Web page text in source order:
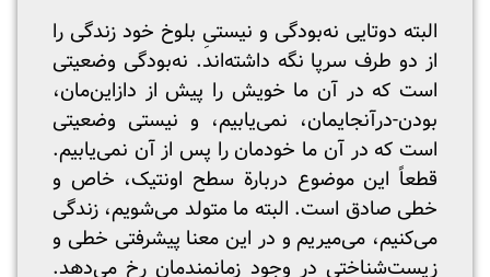
البته دوتایی نه‌بودگی و نیستیِ بلوخ خود زندگی را
از دو طرف سرپا نگه داشته‌اند. نه‌بودگی وضعیتی
است که در آن ما خویش را پیش از دازاین‌مان،
بودن-درآنجایمان، نمی‌یابیم، و نیستی وضعیتی
است که در آن ما خودمان را پس از آن نمی‌یابیم.
قطعاً این موضوع دربارة سطح اونتیک، خاص و
خطی صادق است. البته ما متولد می‌شویم، زندگی
می‌کنیم، می‌میریم و در این معنا پیشرفتی خطی و
زیست‌شناختی در وجود زمانمندمان رخ می‌دهد.